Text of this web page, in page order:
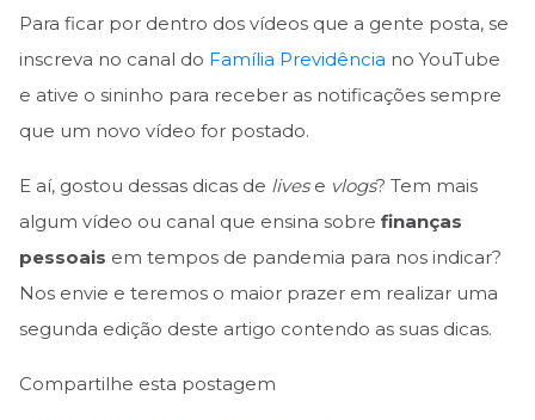
Para ficar por dentro dos vídeos que a gente posta, se
inscreva no canal do Família Previdência no YouTube
e ative o sininho para receber as notificações sempre
que um novo vídeo for postado.
E aí, gostou dessas dicas de livese vlogs? Tem mais
algum vídeo ou canal que ensina sobre finanças
pessoais em tempos de pandemia para nos indicar?
Nos envie e teremos o maior prazer em realizar uma
segunda edição deste artigo contendo as suas dicas.
Compartilhe esta postagem